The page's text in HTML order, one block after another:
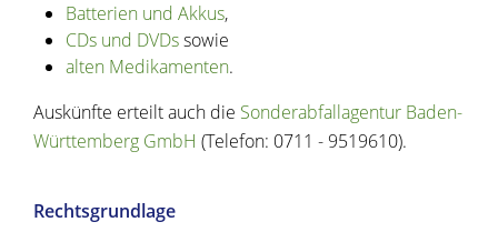
Batterien und Akkus,
CDs und DVDssowie
alten Medikamenten.
Auskünfte erteilt auch die Sonderabfallagentur Baden-
Württemberg GmbH (Telefon: 0711 - 9519610).
Rechtsgrundlage